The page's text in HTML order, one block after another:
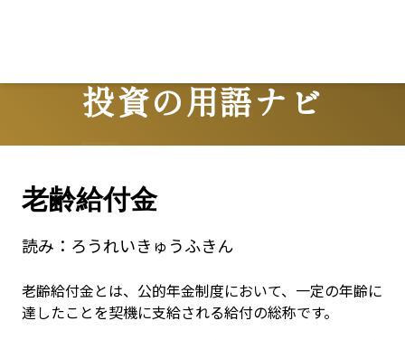
投資の用語ナビ
Terms
老齢給付金
読み： ろうれいきゅうふきん
老齢給付金とは、公的年金制度において、一定の年齢に
達したことを契機に支給される給付の総称です。